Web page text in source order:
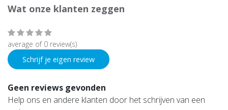
Wat onze klanten zeggen
average of 0 review(s)
Schrijf je eigen review
Geen reviews gevonden
Help ons en andere klanten door het schrijven van een